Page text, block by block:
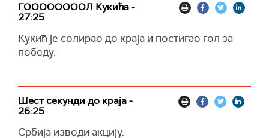
ГООООООООЛ Кукића -
27:25
Кукић је солирао до краја и постигао гол за
победу.
Шест секунди до краја -
26:25
Србија изводи акцију.